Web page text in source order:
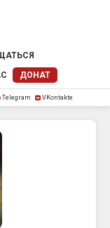
ДОНАТ
Telegram VKontakte